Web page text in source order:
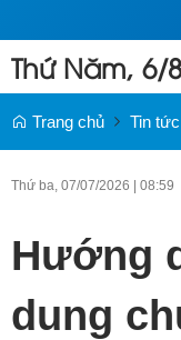
Thứ Năm, 6/
Trang chủ Tin tức
Thứ ba, 07/07/2026 08:59
Hướng
dung